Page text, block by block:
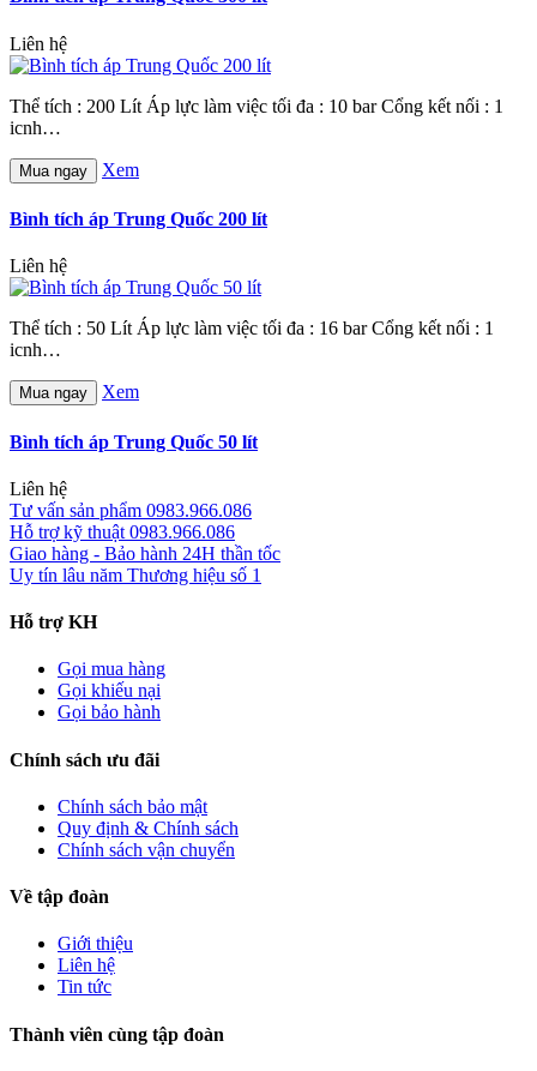
Liên hệ
Thể tích : 200 Lít Áp lực làm việc tối đa : 10 bar Cổng kết nối : 1
icnh…
Mua ngay Xem
Bình tích áp Trung Quốc 200 lít
Liên hệ
Thể tích : 50 Lít Áp lực làm việc tối đa : 16 bar Cổng kết nối : 1
icnh…
Mua ngay Xem
Bình tích áp Trung Quốc 50 lít
Liên hệ
Tư vấn sản phẩm 0983.966.086
Hỗ trợ kỹ thuật 0983.966.086
Giao hàng - Bảo hành 24H thần tốc
Uy tín lâu năm Thương hiệu số 1
Hỗ trợ KH
Gọi mua hàng
Gọi khiếu nại
Gọi bảo hành
Chính sách ưu đãi
Chính sách bảo mật
Quy định & Chính sách
Chính sách vận chuyển
Về tập đoàn
Giới thiệu
Liên hệ
Tin tức
Thành viên cùng tập đoàn